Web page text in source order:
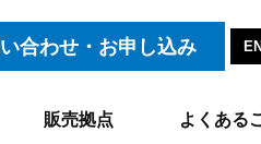
合わせ・お申し込み EN
販売拠点 よくある